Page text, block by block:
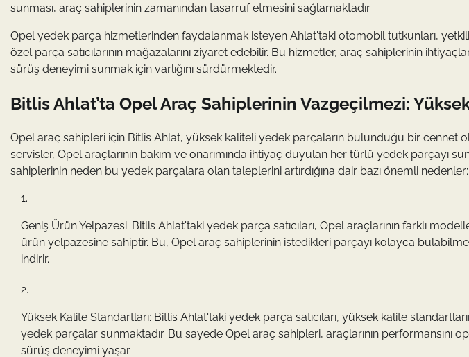
sunması, araç sahiplerinin zamanından tasarruf etmesini sağlamaktadır.
Opel yedek parça hizmetlerinden faydalanmak isteyen Ahlat'taki otomobil tutkunları,
özel parça satıcılarının mağazalarını ziyaret edebilir. Bu hizmetler, araç sahiplerinin
sürüş deneyimi sunmak için varlığını sürdürmektedir.
Bitlis Ahlat’ta Opel Araç Sahiplerinin Vazgeçilmezi:
Opel araç sahipleri için Bitlis Ahlat, yüksek kaliteli yedek parçaların bulunduğu bir cennet
servisler, Opel araçlarının bakım ve onarımında ihtiyaç duyulan her türlü yedek parçayı
sahiplerinin neden bu yedek parçalara olan taleplerini artırdığına dair bazı önemli nedenler:
Geniş Ürün Yelpazesi: Bitlis Ahlat'taki yedek parça satıcıları, Opel araçlarının farklı
ürün yelpazesine sahiptir. Bu, Opel araç sahiplerinin istedikleri parçayı kolayca
indirir.
Yüksek Kalite Standartları: Bitlis Ahlat'taki yedek parça satıcıları, yüksek kalite
yedek parçalar sunmaktadır. Bu sayede Opel araç sahipleri, araçlarının performansını
sürüş deneyimi yaşar.